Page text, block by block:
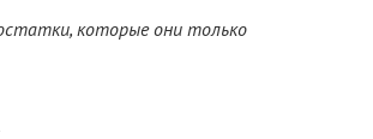
которые они только